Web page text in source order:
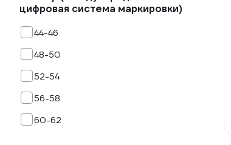
цифровая система маркировки)
44-46
48-50
52-54
56-58
60-62